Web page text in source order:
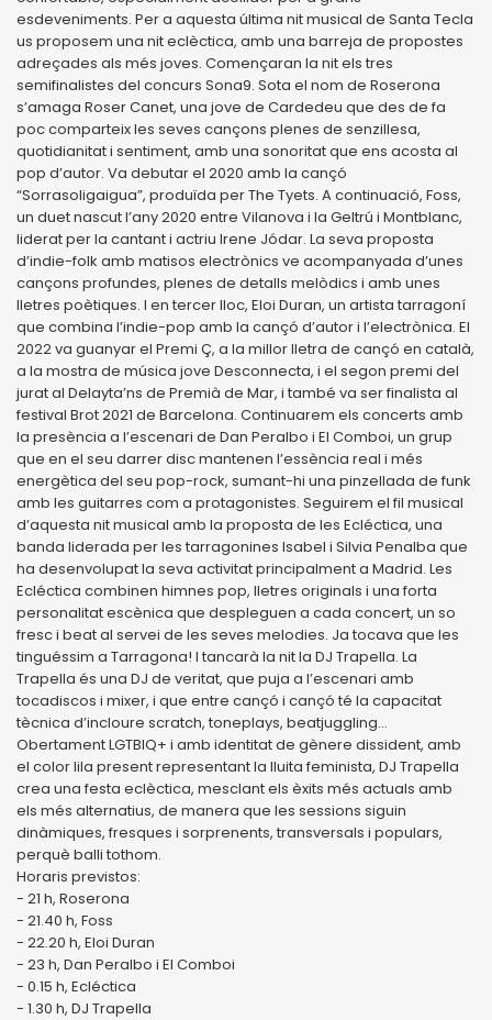
esdeveniments. Per a aquesta última nit musical de Santa Tecla
us proposem una nit eclèctica, amb una barreja de propostes
adreçades als més joves. Començaran la nit els tres
semifinalistes del concurs Sona9. Sota el nom de Roserona
s’amaga Roser Canet, una jove de Cardedeu que des de fa
poc comparteix les seves cançons plenes de senzillesa,
quotidianitat i sentiment, amb una sonoritat que ens acosta al
pop d’autor. Va debutar el 2020 amb la cançó
“Sorrasoligaigua”, produïda per The Tyets. A continuació, Foss,
un duet nascut l’any 2020 entre Vilanova i la Geltrú i Montblanc,
liderat per la cantant i actriu Irene Jódar. La seva proposta
d’indie-folk amb matisos electrònics ve acompanyada d’unes
cançons profundes, plenes de detalls melòdics i amb unes
lletres poètiques. I en tercer lloc, Eloi Duran, un artista tarragoní
que combina l’indie-pop amb la cançó d’autor i l’electrònica. El
2022 va guanyar el Premi Ç, a la millor lletra de cançó en català,
a la mostra de música jove Desconnecta, i el segon premi del
jurat al Delayta’ns de Premià de Mar, i també va ser finalista al
festival Brot 2021 de Barcelona. Continuarem els concerts amb
la presència a l’escenari de Dan Peralbo i El Comboi, un grup
que en el seu darrer disc mantenen l’essència real i més
energètica del seu pop-rock, sumant-hi una pinzellada de funk
amb les guitarres com a protagonistes. Seguirem el fil musical
d’aquesta nit musical amb la proposta de les Ecléctica, una
banda liderada per les tarragonines Isabel i Silvia Penalba que
ha desenvolupat la seva activitat principalment a Madrid. Les
Ecléctica combinen himnes pop, lletres originals i una forta
personalitat escènica que despleguen a cada concert, un so
fresc i beat al servei de les seves melodies. Ja tocava que les
tinguéssim a Tarragona! I tancarà la nit la DJ Trapella. La
Trapella és una DJ de veritat, que puja a l’escenari amb
tocadiscos i mixer, i que entre cançó i cançó té la capacitat
tècnica d’incloure scratch, toneplays, beatjuggling…
Obertament LGTBIQ+ i amb identitat de gènere dissident, amb
el color lila present representant la lluita feminista, DJ Trapella
crea una festa eclèctica, mesclant els èxits més actuals amb
els més alternatius, de manera que les sessions siguin
dinàmiques, fresques i sorprenents, transversals i populars,
perquè balli tothom.
Horaris previstos:
- 21 h, Roserona
- 21.40 h, Foss
- 22.20 h, Eloi Duran
- 23 h, Dan Peralbo i El Comboi
- 0.15 h, Ecléctica
- 1.30 h, DJ Trapella